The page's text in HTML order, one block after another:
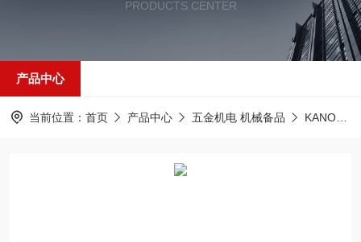
PRODUCTS CENTER
产品中心
当前位置： 首页 产品中心 五金机电 机械备品 KANON 中村